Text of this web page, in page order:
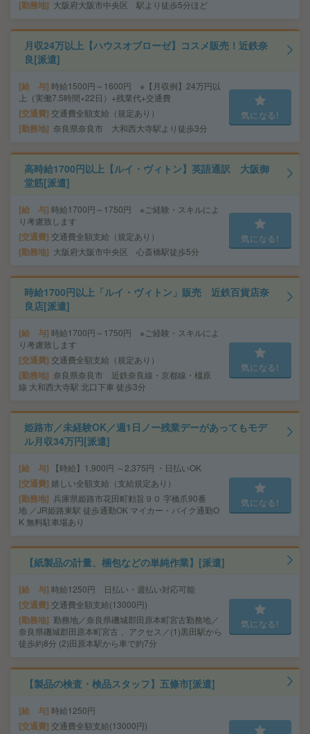
勤務地 大阪府大阪市中央区 駅より徒歩5分ほど
月収24万以上【ハウスオブローゼ】コスメ販売！近鉄奈
良[派遣]
給 与 時給1500円～1600円 ※【月収例】24万円以
上（実働7.5時間×22日）+残業代+交通費
交通費 交通費全額支給（規定あり）
勤務地 奈良県奈良市 大和西大寺駅より徒歩3分
気になる!
高時給1700円以上【ルイ・ヴィトン】英語通訳 大阪御
堂筋[派遣]
給 与 時給1700円～1750円 ※ご経験・スキルによ
り考慮致します
交通費 交通費全額支給（規定あり）
勤務地 大阪府大阪市中央区 心斎橋駅徒歩5分
気になる!
時給1700円以上「ルイ・ヴィトン」販売 近鉄百貨店奈
良店[派遣]
給 与 時給1700円～1750円 ※ご経験・スキルによ
り考慮致します
交通費 交通費全額支給（規定あり）
勤務地
奈良県奈良市 近鉄奈良線・京都線・橿原
線 大和西大寺駅 北口下車 徒歩3分
気になる!
姫路市／未経験OK／週1日ノー残業デーがあってもモデ
ル月収34万円[派遣]
給 与 【時給】1,900円 ～2,375円 ・日払いOK
交通費 嬉しい全額支給（支給規定あり）
勤務地 兵庫県姫路市花田町勅旨９０ 字橋爪90番
地 ／JR姫路東駅 徒歩通勤OK マイカー・バイク通勤O
K 無料駐車場あり
気になる!
【紙製品の計量、梱包などの単純作業】[派遣]
給 与 時給1250円 日払い・週払い対応可能
交通費 交通費全額支給(13000円)
勤務地 勤務地／奈良県磯城郡田原本町宮古勤務地／
奈良県磯城郡田原本町宮古 、アクセス／(1)黒田駅から
徒歩約8分 (2)田原本駅から車で約7分
気になる!
【製品の検査・検品スタッフ】五條市[派遣]
給 与 時給1250円
交通費 交通費全額支給(13000円)